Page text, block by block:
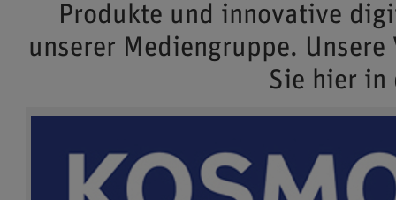
Produkte und innovative
unserer Mediengruppe.
Sie hier in